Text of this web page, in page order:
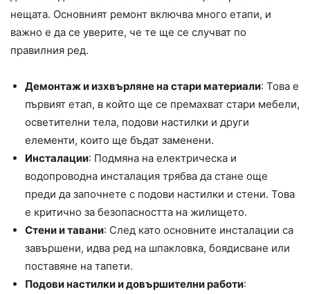
нещата. Основният ремонт включва много етапи, и
важно е да се уверите, че те ще се случват по
правилния ред.
Демонтаж и изхвърляне на стари материали: Това е
първият етап, в който ще се премахват стари мебели,
осветителни тела, подови настилки и други
елементи, които ще бъдат заменени.
Инсталации: Подмяна на електрическа и
водопроводна инсталация трябва да стане още
преди да започнете с подови настилки и стени. Това
е критично за безопасността на жилището.
Стени и тавани: След като основните инсталации са
завършени, идва ред на шпакловка, боядисване или
поставяне на тапети.
Подови настилки и довършителни работи: